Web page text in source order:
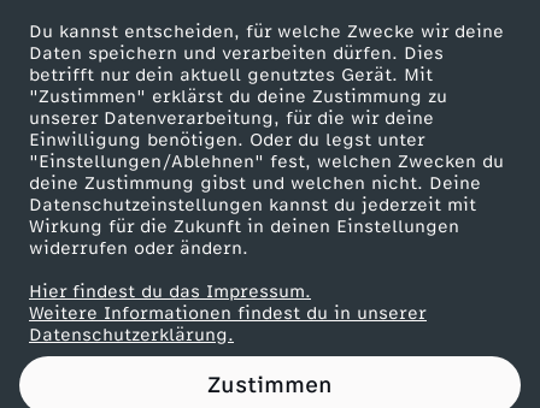
Du kannst entscheiden, für welche Zwecke wir deine
Daten speichern und verarbeiten dürfen. Dies
betrifft nur dein aktuell genutztes Gerät. Mit
"Zustimmen" erklärst du deine Zustimmung zu
unserer Datenverarbeitung, für die wir deine
Einwilligung benötigen. Oder du legst unter
"Einstellungen/Ablehnen" fest, welchen Zwecken du
deine Zustimmung gibst und welchen nicht. Deine
Datenschutzeinstellungen kannst du jederzeit mit
Wirkung für die Zukunft in deinen Einstellungen
widerrufen oder ändern.
Hier findest du das Impressum.
Weitere Informationen findest du in unserer
Datenschutzerklärung.
Zustimmen
ZDF goes Schule
Werbefernsehen
Mainzelmännchen
Partner